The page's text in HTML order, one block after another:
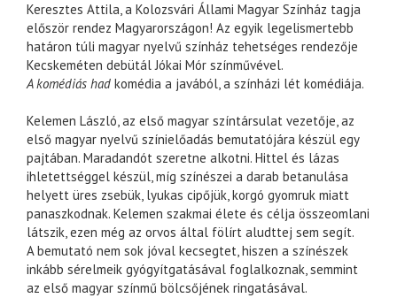
Keresztes Attila, a Kolozsvári Állami Magyar Színház tagja
először rendez Magyarországon! Az egyik legelismertebb
határon túli magyar nyelvű színház tehetséges rendezője
Kecskeméten debütál Jókai Mór színművével.
A komédiás had komédia a javából, a színházi lét komédiája.
Kelemen László, az első magyar színtársulat vezetője, az
első magyar nyelvű színielőadás bemutatójára készül egy
pajtában. Maradandót szeretne alkotni. Hittel és lázas
ihletettséggel készül, míg színészei a darab betanulása
helyett üres zsebük, lyukas cipőjük, korgó gyomruk miatt
panaszkodnak. Kelemen szakmai élete és célja összeomlani
látszik, ezen még az orvos által fölírt aludttej sem segít.
A bemutató nem sok jóval kecsegtet, hiszen a színészek
inkább sérelmeik gyógyítgatásával foglalkoznak, semmint
az első magyar színmű bölcsőjének ringatásával.